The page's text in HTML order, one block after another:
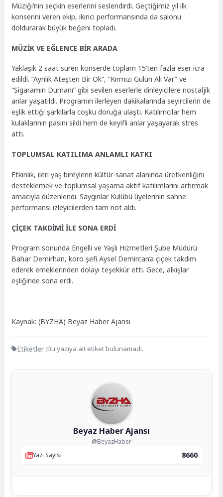
Müziği’nin seçkin eserlerini seslendirdi. Geçtiğimiz yıl ilk
konserini veren ekip, ikinci performansında da salonu
doldurarak büyük beğeni topladı.
MÜZİK VE EĞLENCE BİR ARADA
Yaklaşık 2 saat süren konserde toplam 15’ten fazla eser icra
edildi. “Ayrılık Ateşten Bir Ok”, “Kırmızı Gülün Alı Var” ve
“Sigaramın Dumanı” gibi sevilen eserlerle dinleyicilere nostaljik
anlar yaşatıldı. Programın ilerleyen dakikalarında seyircilerin de
eşlik ettiği şarkılarla coşku doruğa ulaştı. Katılımcılar hem
kulaklarının pasını sildi hem de keyifli anlar yaşayarak stres
attı.
TOPLUMSAL KATILIMA ANLAMLI KATKI
Etkinlik, ileri yaş bireylerin kültür-sanat alanında üretkenliğini
desteklemek ve toplumsal yaşama aktif katılımlarını artırmak
amacıyla düzenlendi. Saygınlar Kulübü üyelerinin sahne
performansı izleyicilerden tam not aldı.
ÇİÇEK TAKDİMİ İLE SONA ERDİ
Program sonunda Engelli ve Yaşlı Hizmetleri Şube Müdürü
Bahar Demirhan, koro şefi Aysel Demircan’a çiçek takdim
ederek emeklerinden dolayı teşekkür etti. Gece, alkışlar
eşliğinde sona erdi.
Kaynak: (BYZHA) Beyaz Haber Ajansı
Etiketler :Bu yazıya ait etiket bulunamadı.
Beyaz Haber Ajansı
@BeyazHaber
Yazı Sayısı
8660